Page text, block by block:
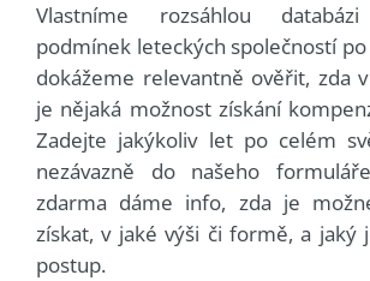
Vlastníme rozsáhlou
podmínek leteckých společností
dokážeme relevantně ověřit, zda
je nějaká možnost získání
Zadejte jakýkoliv let po celém
nezávazně do našeho
zdarma dáme info, zda je
získat, v jaké výši či formě, a jaký
postup.